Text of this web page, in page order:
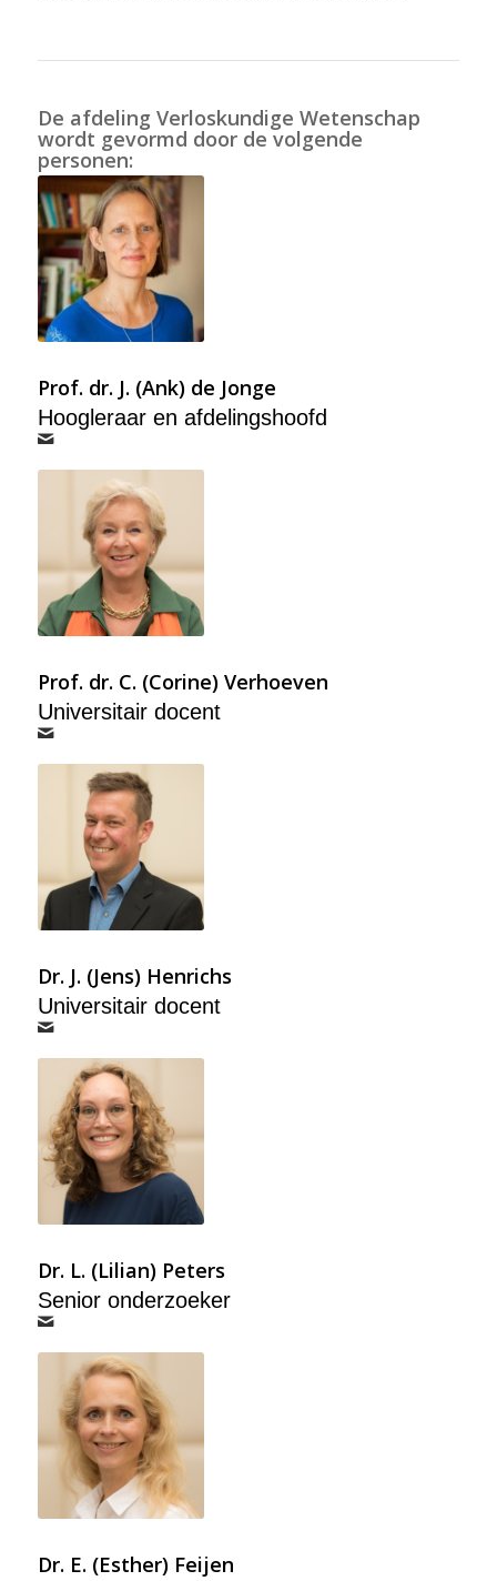
De afdeling Verloskundige Wetenschap
wordt gevormd door de volgende
personen:
Prof. dr. J. (Ank) de Jonge
Hoogleraar en afdelingshoofd
Prof. dr. C. (Corine) Verhoeven
Universitair docent
Dr. J. (Jens) Henrichs
Universitair docent
Dr. L. (Lilian) Peters
Senior onderzoeker
Dr. E. (Esther) Feijen